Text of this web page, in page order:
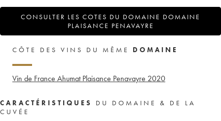
CONSULTER LES COTES DU DOMAINE DOMAINE
PLAISANCE PENAVAYRE
CÔTE DES VINS DU MÊME DOMAINE
Vin de France Ahumat Plaisance Penavayre 2020
CARACTÉRISTIQUES
DU DOMAINE & DE LA
CUVÉE